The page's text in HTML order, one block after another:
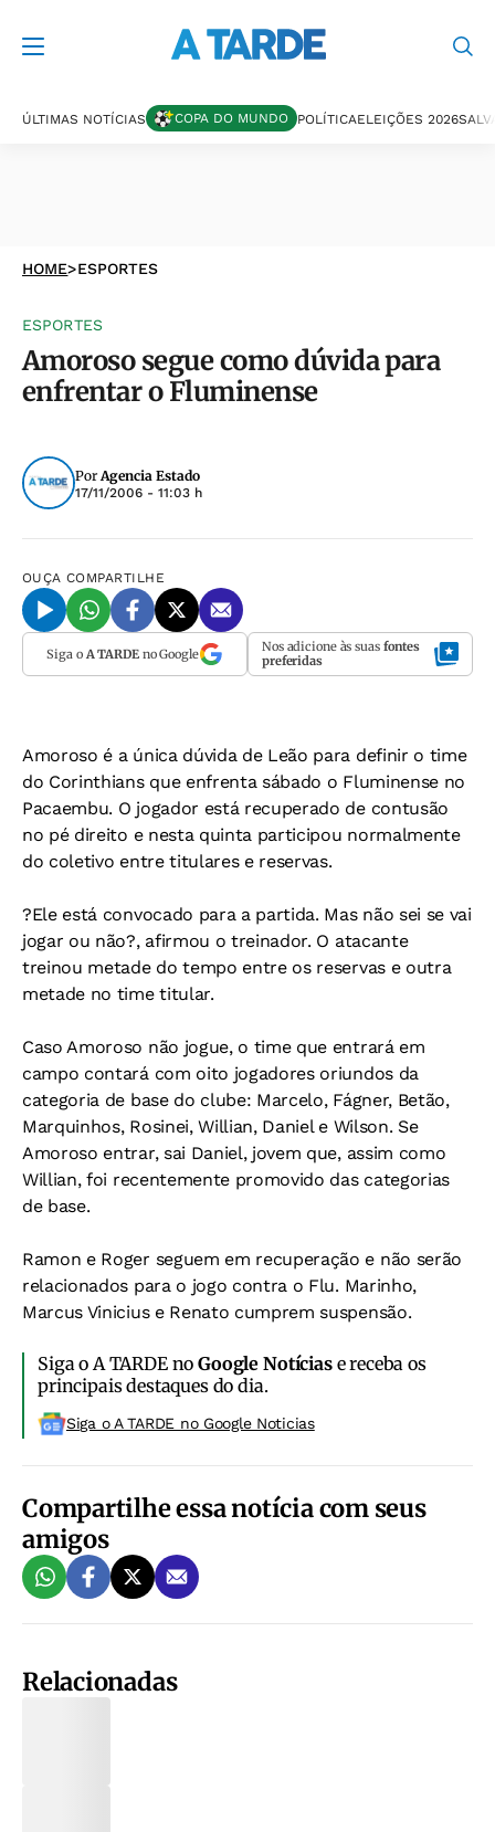
ÚLTIMAS NOTÍCIAS COPA DO MUNDO POLÍTICAELEIÇÕES 2026
HOME>ESPORTES
ESPORTES
Amoroso segue como dúvida para
enfrentar o Fluminense
PorAgencia Estado
17/11/2006 - 11:03 h
OUÇA COMPARTILHE
Siga o A TARDEno Google Nos adicione às suas fontes
preferidas
Amoroso é a única dúvida de Leão para definir o time
do Corinthians que enfrenta sábado o Fluminense no
Pacaembu. O jogador está recuperado de contusão
no pé direito e nesta quinta participou normalmente
do coletivo entre titulares e reservas.
?Ele está convocado para a partida. Mas não sei se vai
jogar ou não?, afirmou o treinador. O atacante
treinou metade do tempo entre os reservas e outra
metade no time titular.
Caso Amoroso não jogue, o time que entrará em
campo contará com oito jogadores oriundos da
categoria de base do clube: Marcelo, Fágner, Betão,
Marquinhos, Rosinei, Willian, Daniel e Wilson. Se
Amoroso entrar, sai Daniel, jovem que, assim como
Willian, foi recentemente promovido das categorias
de base.
Ramon e Roger seguem em recuperação e não serão
relacionados para o jogo contra o Flu. Marinho,
Marcus Vinicius e Renato cumprem suspensão.
Siga o A TARDE noGoogle Notíciase receba os
principais destaques do dia.
Siga o A TARDE no Google Noticias
Compartilhe essa notícia com seus
amigos
Relacionadas